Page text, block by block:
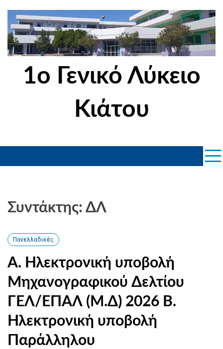
content
1ο Γενικό Λύκειο
Κιάτου
Συντάκτης: ΔΛ
Πανελλαδικές
Α. Ηλεκτρονική υποβολή
Μηχανογραφικού Δελτίου
ΓΕΛ/ΕΠΑΛ (Μ.Δ) 2026 Β.
Ηλεκτρονική υποβολή
Παράλληλου